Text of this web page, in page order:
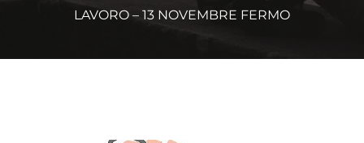
LAVORO – 13 NOVEMBRE FERMO